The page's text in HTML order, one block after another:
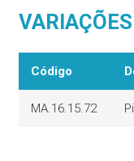
VARIAÇÕES
Código
MA.16.15.72